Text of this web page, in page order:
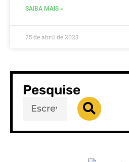
SAIBA MAIS »
25 de abril de 2023
Pesquise